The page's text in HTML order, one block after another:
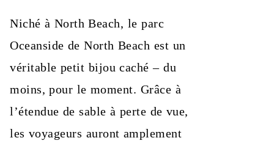
Niché à North Beach, le parc
Oceanside de North Beach est un
véritable petit bijou caché – du
moins, pour le moment. Grâce à
l’étendue de sable à perte de vue,
les voyageurs auront amplement